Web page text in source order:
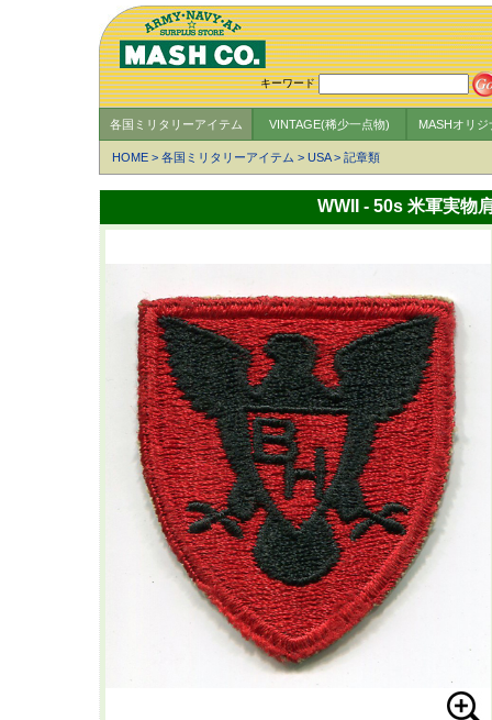
キーワード
各国ミリタリーアイテム VINTAGE(稀少一点物) MASHオリ
HOME > 各国ミリタリーアイテム > USA> 記章類
WWII - 50s 米軍実物